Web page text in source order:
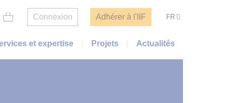
Connexion Adhérer à l'IIF FR
et expertise Projets Actualités